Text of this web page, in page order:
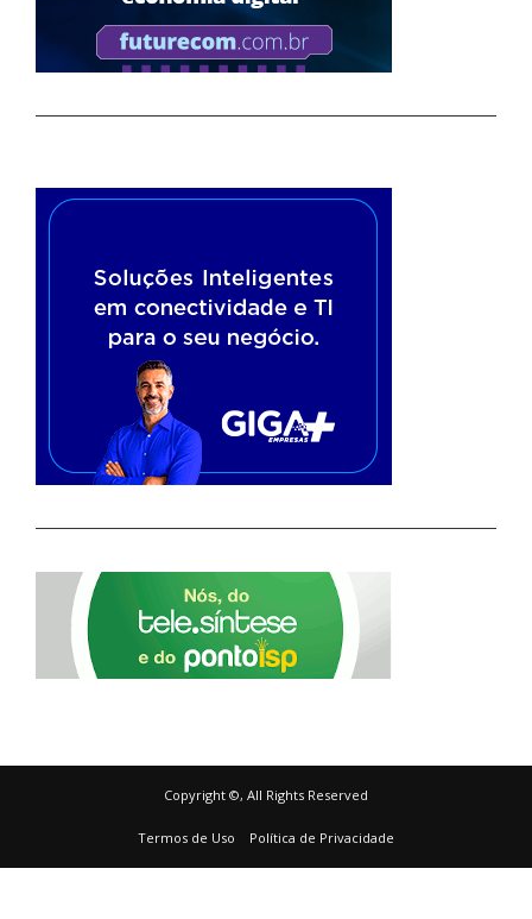
Copyright ©, All Rights Reserved
Termos de Uso Política de Privacidade